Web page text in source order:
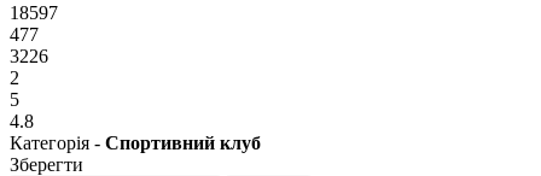
18597
477
3226
2
5
4.8
Категорія - Спортивний клуб
Зберегти